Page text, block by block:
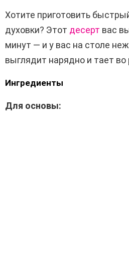
Хотите приготовить
духовки? Этот десерт вас
минут — и у вас на столе
выглядит нарядно и тает во
Ингредиенты
Для основы: